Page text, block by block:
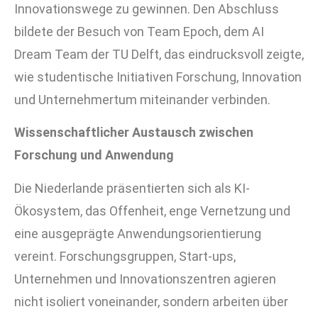
Innovationswege zu gewinnen. Den Abschluss
bildete der Besuch von Team Epoch, dem AI
Dream Team der TU Delft, das eindrucksvoll zeigte,
wie studentische Initiativen Forschung, Innovation
und Unternehmertum miteinander verbinden.
Wissenschaftlicher Austausch zwischen
Forschung und Anwendung
Die Niederlande präsentierten sich als KI-
Ökosystem, das Offenheit, enge Vernetzung und
eine ausgeprägte Anwendungsorientierung
vereint. Forschungsgruppen, Start-ups,
Unternehmen und Innovationszentren agieren
nicht isoliert voneinander, sondern arbeiten über